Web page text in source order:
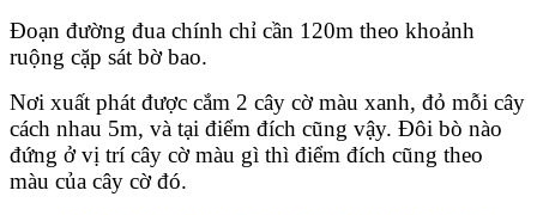
Đoạn đường đua chính chỉ cần 120m theo khoảnh
ruộng cặp sát bờ bao.
Nơi xuất phát được cắm 2 cây cờ màu xanh, đỏ mỗi cây
cách nhau 5m, và tại điểm đích cũng vậy. Đôi bò nào
đứng ở vị trí cây cờ màu gì thì điểm đích cũng theo
màu của cây cờ đó.